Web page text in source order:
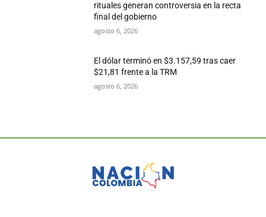
rituales generan controversia en la recta
final del gobierno
agosto 6, 2026
El dólar terminó en $3.157,59 tras caer
$21,81 frente a la TRM
agosto 6, 2026